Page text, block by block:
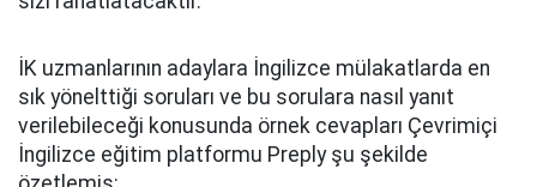
İK uzmanlarının adaylara İngilizce mülakatlarda en
sık yönelttiği soruları ve bu sorulara nasıl yanıt
verilebileceği konusunda örnek cevapları Çevrimiçi
İngilizce eğitim platformu Preply şu şekilde